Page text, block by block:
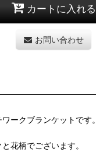
カートに入れる
お問い合わせ
ークブランケットです。
花柄でございます。